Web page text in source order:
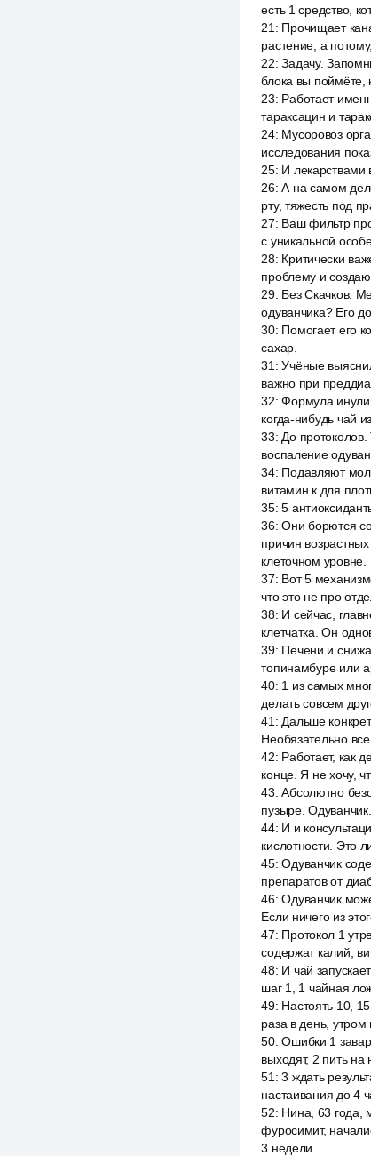
есть 1 средство,
21 : Прочищает
растение, а
22:Задачу.
блока вы поймёте,
23: Работает
тараксацин и
24: Мусоровоз
исследования
25: И лекарствами
26:А на самом
рту, тяжесть под
27: Ваш фильтр
с уникальной
28: Критически
проблему и
29: Без Скачков.
одуванчика? Его
30: Помогает его
сахар.
31 :Учёные
важно при
32:Формула
когда-нибудь чай
33: До
воспаление
34: Подавляют
витамин к для
35:5
36:Они борются
причин
клеточном уровне.
37: Вот 5
что это не про
38: И сейчас,
клетчатка. Он
39: Печени и
топинамбуре или
40: 1 из самых
делать совсем
41 : Дальше
Необязательно
42: Работает, как
конце. Я не хочу,
43:Абсолютно
пузыре.
44: И и
кислотности. Это
45:Одуванчик
препаратов от
46:Одуванчик
Если ничего из
47: Протокол 1
содержат калий,
48: И чай
шаг 1, 1 чайная
49: Настоять 10,
раза в день,
50:Ошибки 1
выходят, 2 пить
51 :3 ждать
настаивания до 4
52: Нина, 63 года,
фуросимит,
3 недели.